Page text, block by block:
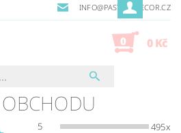
INFO@PASTELLDECOR.CZ
0 0 Kč
5
495x